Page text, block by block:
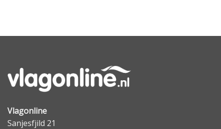
Vlagonline
Sanjesfjild 21